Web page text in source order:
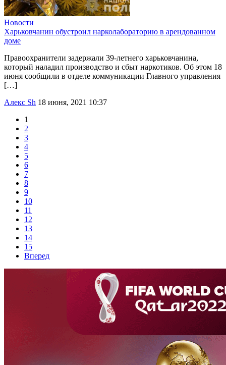
Новости
Харьковчанин обустроил нарколабораторию в арендованном
доме
Правоохранители задержали 39-летнего харьковчанина,
который наладил производство и сбыт наркотиков. Об этом 18
июня сообщили в отделе коммуникации Главного управления
[…]
Алекс Sh 18 июня, 2021 10:37
1
2
3
4
5
6
7
8
9
10
11
12
13
14
15
Вперед